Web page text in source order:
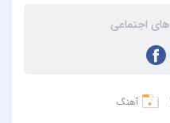
اجتماعی
آهنگ